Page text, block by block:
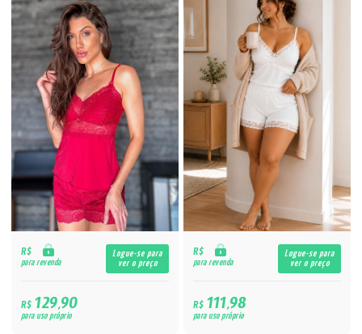
R$
para revenda
Logue-se para
ver o preço
R$129,90
para uso próprio
R$
para revenda
Logue-se para
ver o preço
R$111,98
para uso próprio